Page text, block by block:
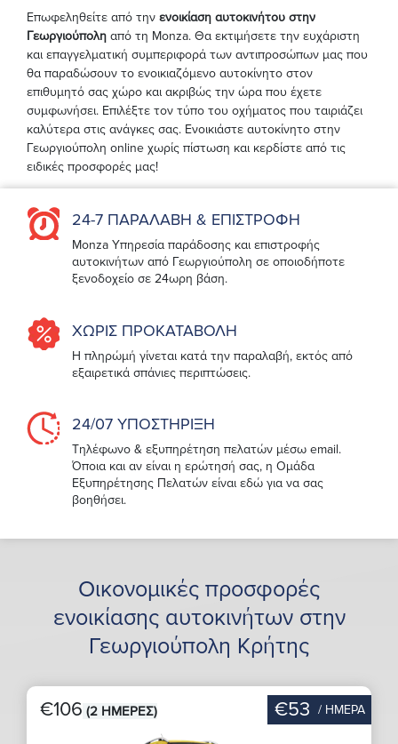
Επωφεληθείτε από την ενοικίαση αυτοκινήτου στην
Γεωργιούπολη από τη Monza. Θα εκτιμήσετε την ευχάριστη
και επαγγελματική συμπεριφορά των αντιπροσώπων μας που
θα παραδώσουν το ενοικιαζόμενο αυτοκίνητο στον
επιθυμητό σας χώρο και ακριβώς την ώρα που έχετε
συμφωνήσει. Επιλέξτε τον τύπο του οχήματος που ταιριάζει
καλύτερα στις ανάγκες σας. Ενοικιάστε αυτοκίνητο στην
Γεωργιούπολη online χωρίς πίστωση και κερδίστε από τις
ειδικές προσφορές μας!
24-7 ΠΑΡΑΛΑΒΗ & ΕΠΙΣΤΡΟΦΗ
Monza Υπηρεσία παράδοσης και επιστροφής
αυτοκινήτων από Γεωργιούπολη σε οποιοδήποτε
ξενοδοχείο σε 24ωρη βάση.
ΧΩΡΙΣ ΠΡΟΚΑΤΑΒΟΛΗ
Η πληρώμή γίνεται κατά την παραλαβή, εκτός από
εξαιρετικά σπάνιες περιπτώσεις.
24/07 ΥΠΟΣΤΗΡΙΞΗ
Τηλέφωνο & εξυπηρέτηση πελατών μέσω email.
Όποια και αν είναι η ερώτησή σας, η Ομάδα
Εξυπηρέτησης Πελατών είναι εδώ για να σας
βοηθήσει.
Οικονομικές προσφορές
ενοικίασης αυτοκινήτων στην
Γεωργιούπολη Κρήτης
€106 (2 ΗΜΕΡΕΣ) €53 / ΗΜΕΡΑ